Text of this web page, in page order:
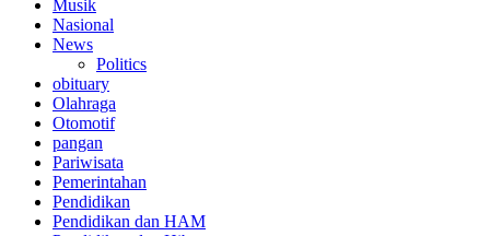
Musik
Nasional
News
Politics
obituary
Olahraga
Otomotif
pangan
Pariwisata
Pemerintahan
Pendidikan
Pendidikan dan HAM